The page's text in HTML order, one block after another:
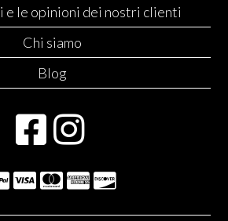
e le opinioni dei nostri clienti
Chi siamo
Blog